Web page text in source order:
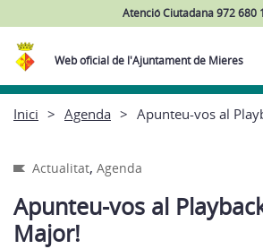
Atenció Ciutadana 972 680
Web oficial de l'Ajuntament de Mieres
Inici Agenda Apunteu-vos al
Actualitat, Agenda
Apunteu-vos al
Major!